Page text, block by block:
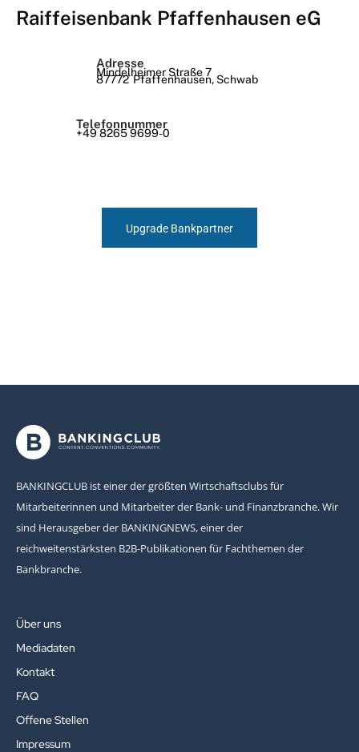
Raiffeisenbank Pfaffenhausen eG
Adresse
Mindelheimer Straße 7
87772 Pfaffenhausen, Schwab
Telefonnummer
+49 8265 9699-0
Upgrade Bankpartner
BANKINGCLUB ist einer der größten Wirtschaftsclubs für
Mitarbeiterinnen und Mitarbeiter der Bank- und Finanzbranche. Wir
sind Herausgeber der BANKINGNEWS, einer der
reichweitenstärksten B2B-Publikationen für Fachthemen der
Bankbranche.
Über uns
Mediadaten
Kontakt
FAQ
Offene Stellen
Impressum